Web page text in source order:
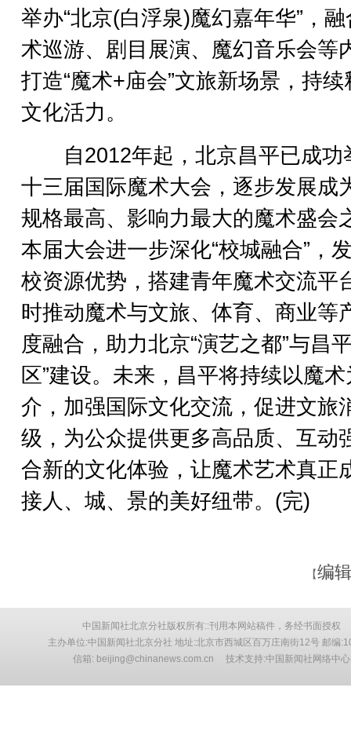
举办“北京(白浮泉)魔幻嘉年华”，
术巡游、剧目展演、魔幻音乐会等
打造“魔术+庙会”文旅新场景，持续
文化活力。
自2012年起，北京昌平已成功
十三届国际魔术大会，逐步发展成
规格最高、影响力最大的魔术盛会
本届大会进一步深化“校城融合”，
校资源优势，搭建青年魔术交流平
时推动魔术与文旅、体育、商业等
度融合，助力北京“演艺之都”与昌
区”建设。未来，昌平将持续以魔
介，加强国际文化交流，促进文旅
级，为公众提供更多高品质、互动
合新的文化体验，让魔术艺术真正
接人、城、景的美好纽带。(完)
【编
中国新闻社北京分社版权所有::刊用本网站稿件，务经书面授权
主办单位:中国新闻社北京分社 地址:北京市西城区百万庄南街12号 邮编
信箱: beijing@chinanews.com.cn 技术支持:中国新闻社网络中心